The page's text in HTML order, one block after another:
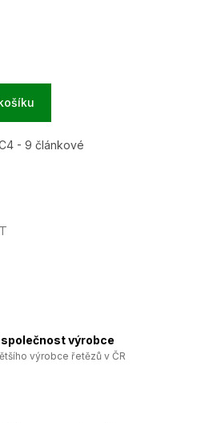
- 9 článkové
výrobce
výrobce řetězů v ČR